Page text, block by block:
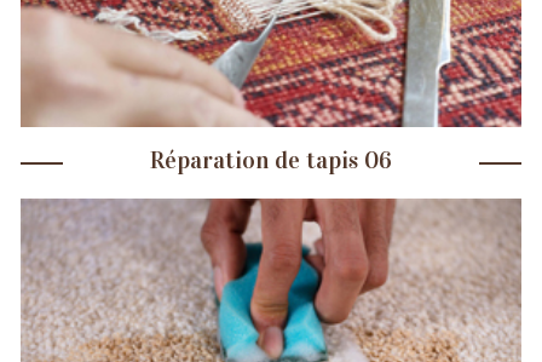
Réparation de tapis 06